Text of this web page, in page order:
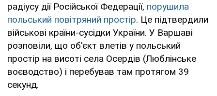
радіусу дії Російської Федерації, порушила
польський повітряний простір. Це підтвердили
військові країни-сусідки України. У Варшаві
розповіли, що об'єкт влетів у польський
простір на висоті села Осердів (Люблінське
воєводство) і перебував там протягом 39
секунд.